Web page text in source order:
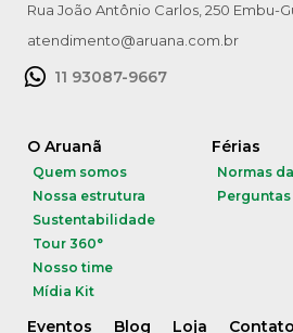
Rua João Antônio Carlos, 250 Embu-
atendimento@aruana.com.br
11 93087-9667
O Aruanã
Quem somos
Nossa estrutura
Sustentabilidade
Tour 360°
Nosso time
Mídia Kit
Férias
Normas
Eventos Blog Loja Contato